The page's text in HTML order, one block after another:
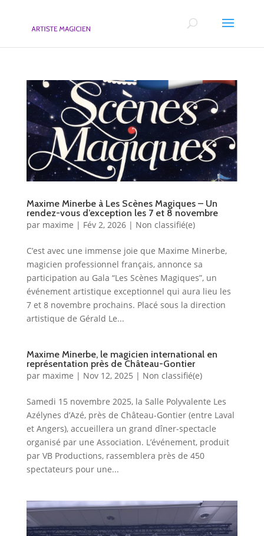
Maxime Minerbe à Les Scènes Magiques – Un
rendez-vous d’exception les 7 et 8 novembre
par maxime | Fév 2, 2026| Non classifié(e)
C’est avec une immense joie que Maxime Minerbe,
magicien professionnel français, annonce sa
participation au Gala “Les Scènes Magiques”, un
événement artistique exceptionnel qui aura lieu les
7 et 8 novembre prochains. Placé sous la direction
artistique de Gérald Le...
Maxime Minerbe, le magicien international en
représentation près de Château-Gontier
par maxime | Nov 12, 2025 | Non classifié(e)
Samedi 15 novembre 2025, la Salle Polyvalente Les
Azélynes d’Azé, près de Château-Gontier (entre Laval
et Angers), accueillera un grand dîner-spectacle
organisé par une Association. L’événement, produit
par VB Productions, rassemblera près de 450
spectateurs pour une...